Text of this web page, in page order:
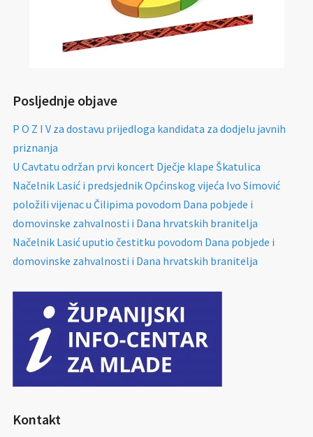
Posljednje objave
P O Z I V za dostavu prijedloga kandidata za dodjelu javnih
priznanja
U Cavtatu održan prvi koncert Dječje klape Škatulica
Načelnik Lasić i predsjednik Općinskog vijeća Ivo Simović
položili vijenac u Čilipima povodom Dana pobjede i
domovinske zahvalnosti i Dana hrvatskih branitelja
Načelnik Lasić uputio čestitku povodom Dana pobjede i
domovinske zahvalnosti i Dana hrvatskih branitelja
Kontakt